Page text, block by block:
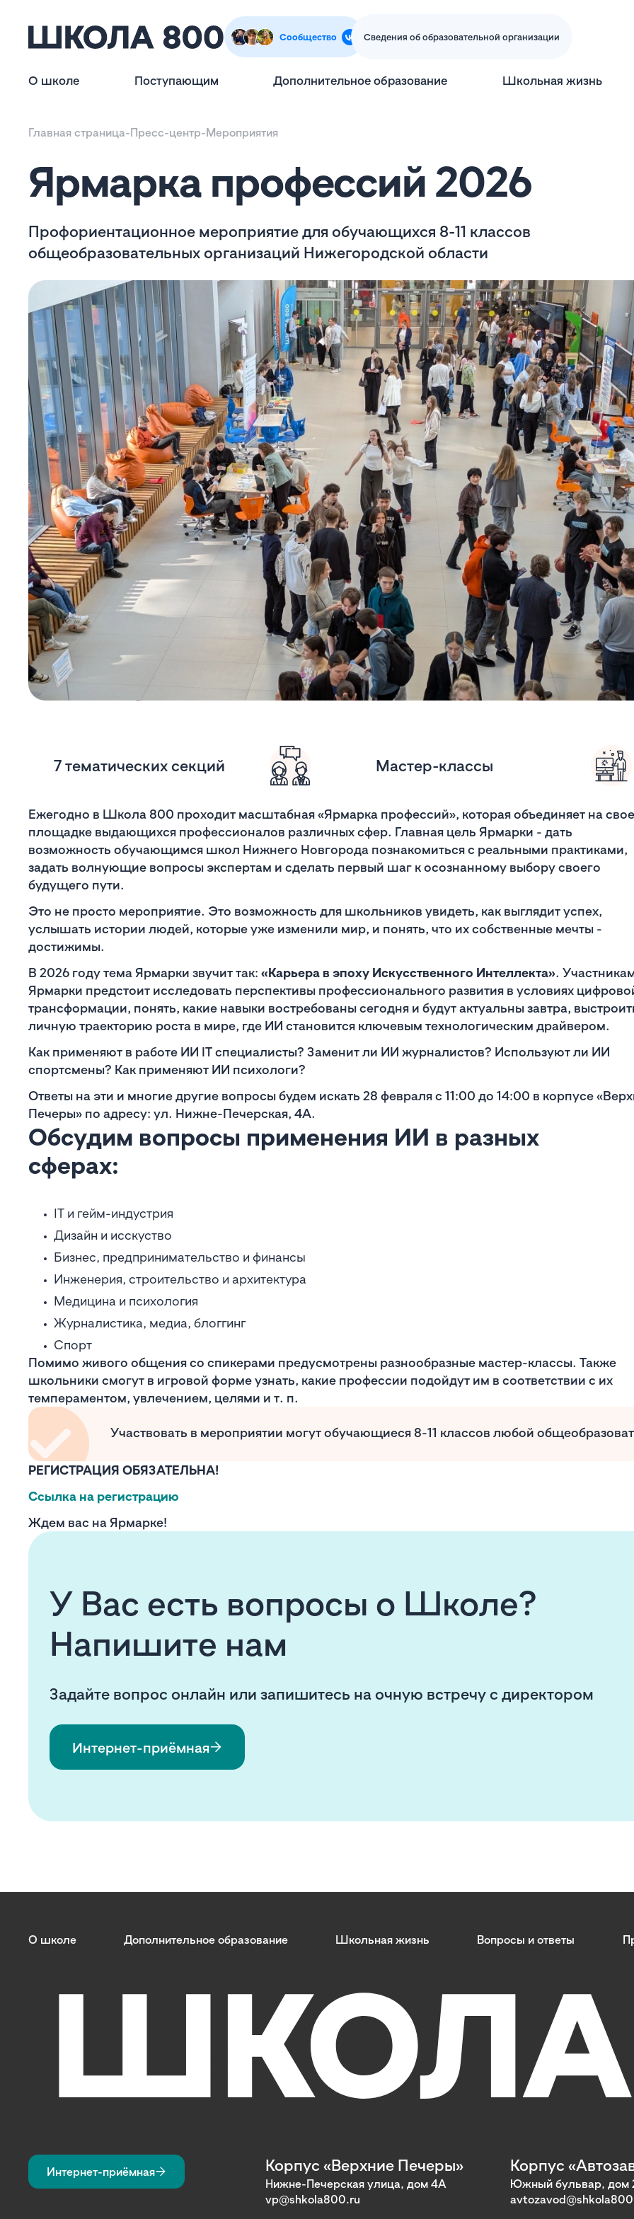
Сообщество Сведения об образовательной организации
О школе Поступающим Дополнительное образование Школьная жизнь
Главная страница-Пресс-центр-Мероприятия
Ярмарка профессий 2026
Профориентационное мероприятие для обучающихся 8-11 классов
общеобразовательных организаций Нижегородской области
7 тематических секций Мастер-классы
Ежегодно в Школа 800 проходит масштабная «Ярмарка профессий», которая объединяет на
площадке выдающихся профессионалов различных сфер. Главная цель Ярмарки - дать
возможность обучающимся школ Нижнего Новгорода познакомиться с реальными практиками,
задать волнующие вопросы экспертам и сделать первый шаг к осознанному выбору своего
будущего пути.
Это не просто мероприятие. Это возможность для школьников увидеть, как выглядит успех,
услышать истории людей, которые уже изменили мир, и понять, что их собственные мечты -
достижимы.
В 2026 году тема Ярмарки звучит так: «Карьера в эпоху Искусственного Интеллекта».
Ярмарки предстоит исследовать перспективы профессионального развития в условиях
трансформации, понять, какие навыки востребованы сегодня и будут актуальны завтра,
личную траекторию роста в мире, где ИИ становится ключевым технологическим драйвером.
Как применяют в работе ИИ IT специалисты? Заменит ли ИИ журналистов? Используют ли ИИ
спортсмены? Как применяют ИИ психологи?
Ответы на эти и многие другие вопросы будем искать 28 февраля с 11:00 до 14:00 в корпусе
Печеры» по адресу: ул. Нижне-Печерская, 4А.
Обсудим вопросы применения ИИ в разных
сферах:
IT и гейм-индустрия
Дизайн и исскуство
Бизнес, предпринимательство и финансы
Инженерия, строительство и архитектура
Медицина и психология
Журналистика, медиа, блоггинг
Спорт
Помимо живого общения со спикерами предусмотрены разнообразные мастер-классы. Также
школьники смогут в игровой форме узнать, какие профессии подойдут им в соответствии с их
темпераментом, увлечением, целями и т. п.
Участвовать в мероприятии могут обучающиеся 8-11 классов любой
РЕГИСТРАЦИЯ ОБЯЗАТЕЛЬНА!
Ссылка на регистрацию
Ждем вас на Ярмарке!
У Вас есть вопросы о Школе?
Напишите нам
Задайте вопрос онлайн или запишитесь на очную встречу с директором
Интернет-приёмная
О школе Дополнительное образование Школьная жизнь Вопросы и ответы
Интернет-приёмная Корпус «Верхние Печеры»
Нижне-Печерская улица, дом 4А
vp@shkola800.ru
Корпус
Южный бульвар, дом